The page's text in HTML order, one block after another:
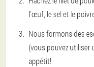
l'œuf, le sel et le
Nous formons des
(vous pouvez utiliser
appétit!